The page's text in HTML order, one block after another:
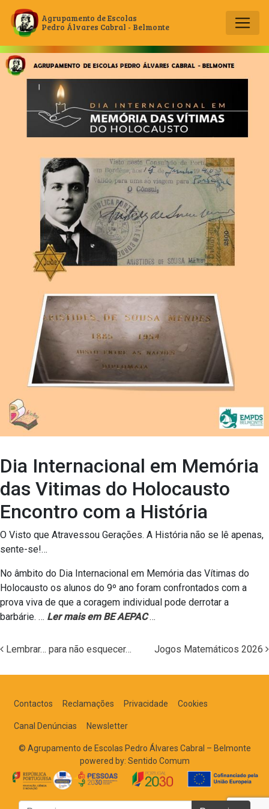
Main Navigation
Agrupamento de Escolas
Pedro Álvares Cabral - Belmonte
Dia Internacional em Memória
das Vitimas do Holocausto
Encontro com a História
O Visto que Atravessou Gerações. A História não se lê apenas,
sente-se!…
No âmbito do Dia Internacional em Memória das Vítimas do
Holocausto os alunos do 9º ano foram confrontados com a
prova viva de que a coragem individual pode derrotar a
barbárie. … Ler mais em BE AEPAC…
Lembrar… para não esquecer… Jogos Matemáticos 2026
Contactos Reclamações Privacidade Cookies
Canal Denúncias Newsletter
© Agrupamento de Escolas Pedro Álvares Cabral – Belmonte
powered by: Sentido Comum